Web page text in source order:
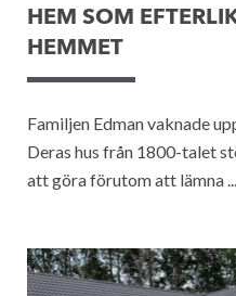
HEM SOM
HEMMET
Familjen Edman vaknade
Deras hus från 1800-talet
att göra förutom att lämna ...